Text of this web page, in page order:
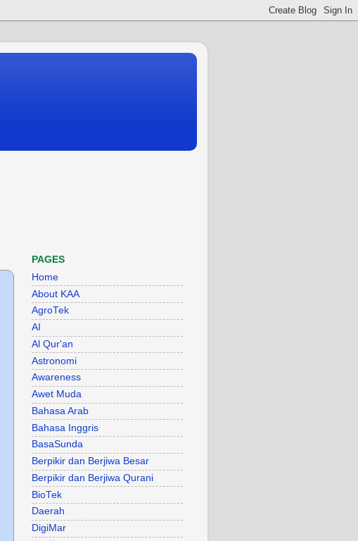
PAGES
Home
About KAA
AgroTek
AI
Al Qur'an
Astronomi
Awareness
Awet Muda
Bahasa Arab
Bahasa Inggris
BasaSunda
Berpikir dan Berjiwa Besar
Berpikir dan Berjiwa Qurani
BioTek
Daerah
DigiMar